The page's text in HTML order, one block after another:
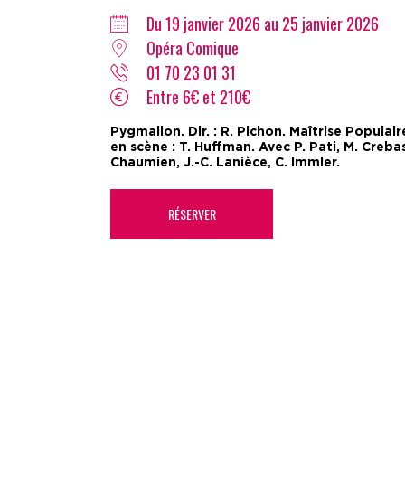
Du 19 janvier 2026 au 25 janvier 2026
Opéra Comique
01 70 23 01 31
Entre 6€ et 210€
Pygmalion. Dir. : R. Pichon. Maîtrise
en scène : T. Huffman. Avec P. Pati, M.
Chaumien, J.-C. Lanièce, C. Immler.
RÉSERVER